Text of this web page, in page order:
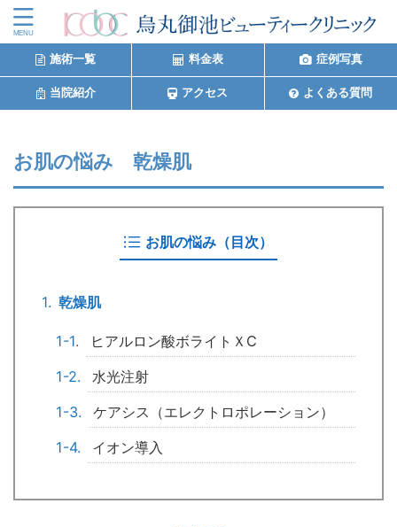
施術一覧 料金表 症例写真
当院紹介 アクセス よくある質問
お肌の悩み 乾燥肌
お肌の悩み（目次）
乾燥肌
ヒアルロン酸ボライトＸC
水光注射
ケアシス（エレクトロポレーション）
イオン導入